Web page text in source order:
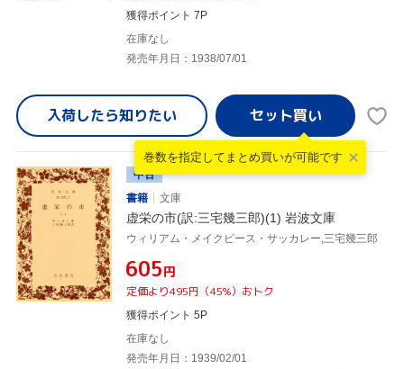
獲得ポイント 7P
在庫なし
発売年月日：1938/07/01
入荷したら知りたい
巻数を指定して まとめ買いが可能です
中古
書籍
文庫
虚栄の市(訳:三宅幾三郎)(1) 岩波文庫
ウィリアム・メイクピース・サッカレー,三宅幾三郎
¥605円
定価より495円（45%）おトク
獲得ポイント 5P
在庫なし
発売年月日：1939/02/01